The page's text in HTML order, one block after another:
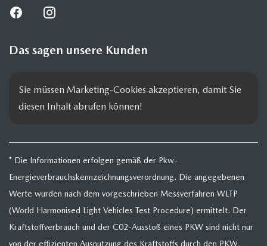
Das sagen unsere Kunden
Sie müssen Marketing-Cookies akzeptieren, damit Sie
diesen Inhalt abrufen können!
* Die Informationen erfolgen gemäß der Pkw-
Energieverbrauchskennzeichnungsverordnung. Die angegebenen
Werte wurden nach dem vorgeschrieben Messverfahren WLTP
(World Harmonised Light Vehicles Test Procedure) ermittelt. Der
Kraftstoffverbrauch und der C02-Ausstoß eines PKW sind nicht nur
von der effizienten Ausnutzung des Kraftstoffs durch den PKW,